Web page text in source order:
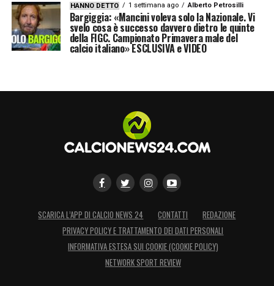
HANNO DETTO 1 settimana ago Alberto Petrosilli
Bargiggia: «Mancini voleva solo la Nazionale. Vi
svelo cosa è successo davvero dietro le quinte
della FIGC. Campionato Primavera male del
calcio italiano» ESCLUSIVA e VIDEO
SCARICA L’APP DI CALCIO NEWS 24 CONTATTI
REDAZIONE
PRIVACY POLICY E TRATTAMENTO DEI DATI PERSONALI
INFORMATIVA ESTESA SUI COOKIE (COOKIE POLICY)
NETWORK SPORT REVIEW